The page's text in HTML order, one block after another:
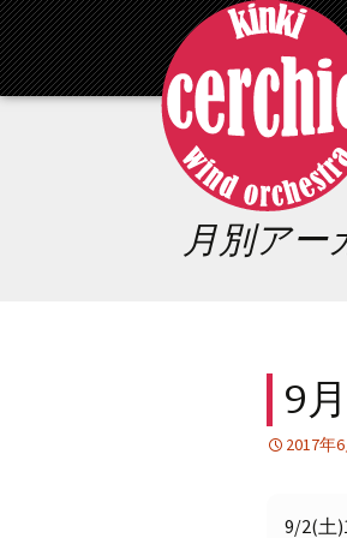
コ
ン
テ
ン
ツ
へ
月別アー
9
2017年
9/2(土